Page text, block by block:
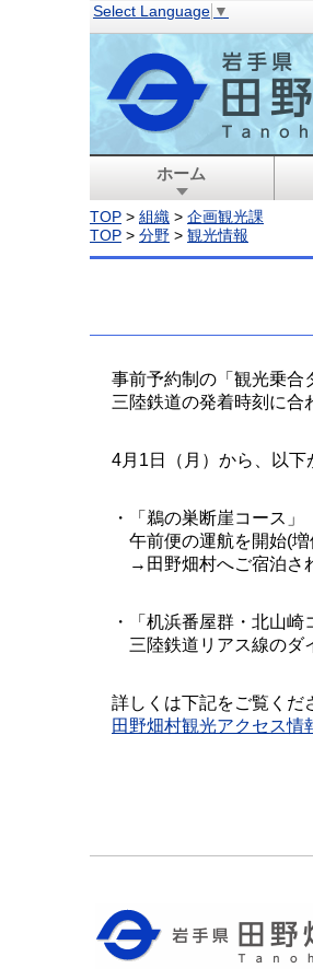
Select Language ▼
ホーム
TOP > 組織 > 企画観光課
TOP > 分野 > 観光情報
事前予約制の「観光乗合
三陸鉄道の発着時刻に合
4月1日（月）から、以下
・「鵜の巣断崖コース」
午前便の運航を開始(増
→田野畑村へご宿泊さ
・「机浜番屋群・北山崎
三陸鉄道リアス線のダ
詳しくは下記をご覧くだ
田野畑村観光アクセス情